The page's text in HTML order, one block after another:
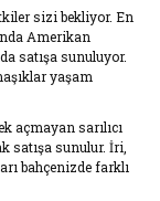
sizi bekliyor. En
Amerikan
satışa sunuluyor.
yaşam
açmayan sarılıcı
satışa sunulur. İri,
bahçenizde farklı